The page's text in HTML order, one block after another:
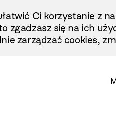
Ci korzystanie z
zgadzasz się na ich
zarządzać cookies,